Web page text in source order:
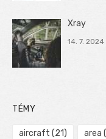
Xray
14. 7. 2024
TÉMY
aircraft (21) area